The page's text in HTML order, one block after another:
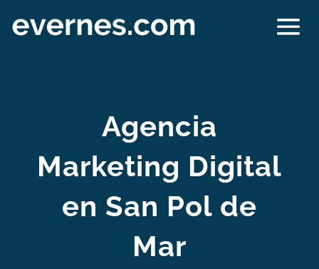
Agencia
Marketing Digital
en San Pol de
Mar